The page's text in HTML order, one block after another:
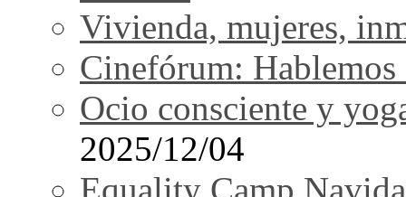
Vivienda, mujeres,
Cinefórum:
Ocio consciente y
2025/12/04
Equality Camp